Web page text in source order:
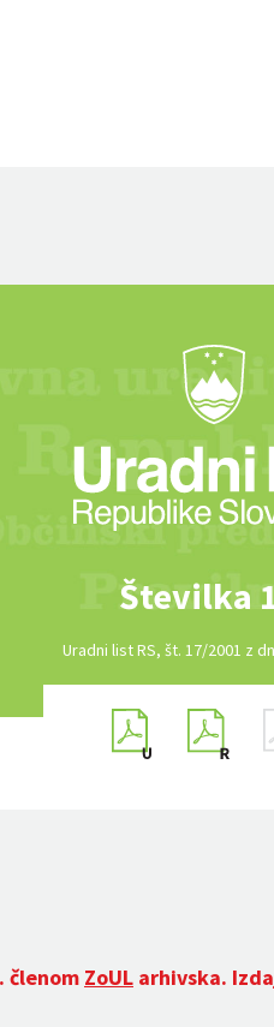
Številka
Uradni list RS, št. 17/2001 z
členom ZoUL arhivska.